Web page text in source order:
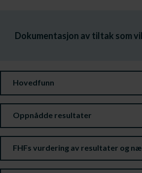
Dokumentasjon av tiltak som
Hovedfunn
Oppnådde resultater
FHFs vurdering av resultater og